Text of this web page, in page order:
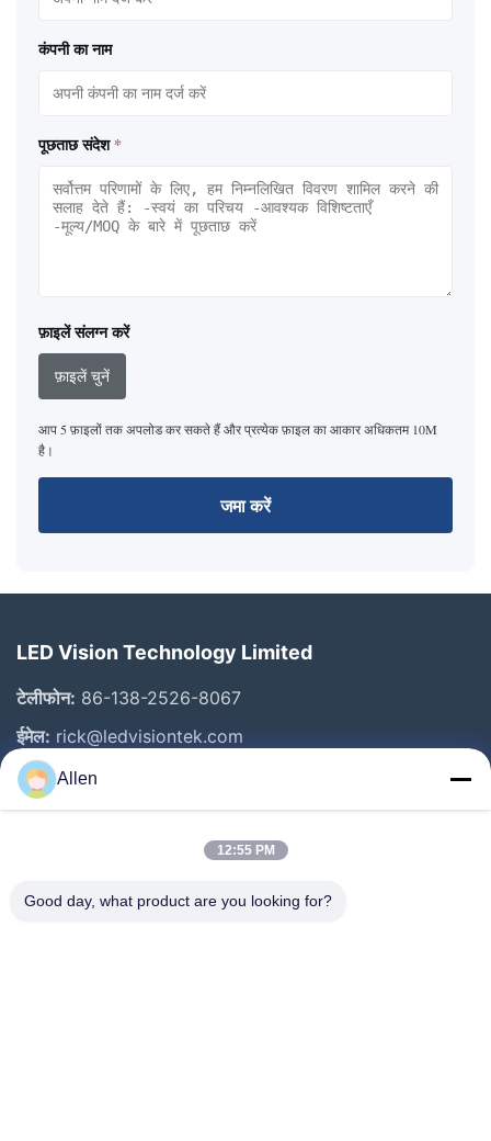
कंपनी का नाम
पूछताछ संदेश *
फ़ाइलें संलग्न करें
फ़ाइलें चुनें
आप 5 फ़ाइलों तक अपलोड कर सकते हैं और प्रत्येक फ़ाइल का आकार अधिकतम 10M
है।
जमा करें
LED Vision Technology Limited
टेलीफोन: 86-138-2526-8067
ईमेल: rick@ledvisiontek.com
त्वरित लिंक
उत्पाद
Allen
12:55 PM
Good day, what product are you looking for?